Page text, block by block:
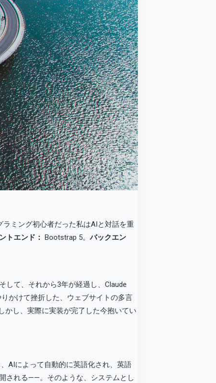
ミング初心者だった私はAIと対話を重
トエンド： Bootstrap 5。 バックエン
して、それから3年が経過し、Claude
かけて挫折した、ウェブサイトの多言
かし、実際に実装が完了した今抱いてい
AIによって自動的に英語化され、英語
される——。そのような、システムとし